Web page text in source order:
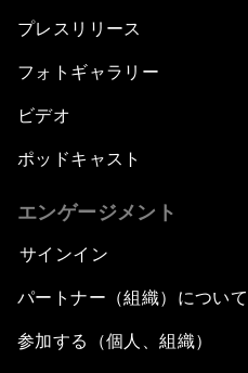
プレスリリース
フォトギャラリー
ビデオ
ポッドキャスト
エンゲージメント
サインイン
パートナー（組織）について
参加する（個人、組織）